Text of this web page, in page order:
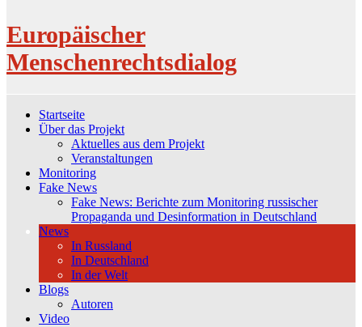
Europäischer
Menschenrechtsdialog
Startseite
Über das Projekt
Aktuelles aus dem Projekt
Veranstaltungen
Monitoring
Fake News
Fake News: Berichte zum Monitoring russischer
Propaganda und Desinformation in Deutschland
News
In Russland
In Deutschland
In der Welt
Blogs
Autoren
Video